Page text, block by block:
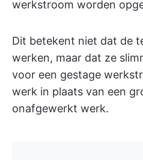
werkstroom worden
Dit betekent niet dat de
werken, maar dat ze
voor een gestage
werk in plaats van een
onafgewerkt werk.